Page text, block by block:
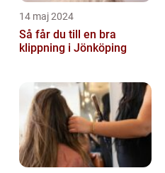
14 maj 2024
Så får du till en bra
klippning i Jönköping